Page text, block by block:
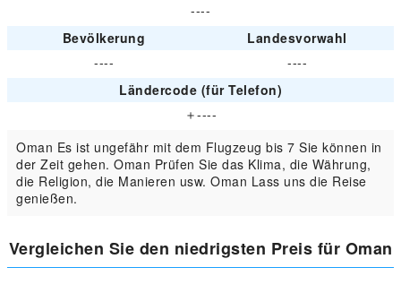
----
Bevölkerung
Landesvorwahl
----
----
Ländercode (für Telefon)
＋----
Oman Es ist ungefähr mit dem Flugzeug bis 7 Sie können in
der Zeit gehen. Oman Prüfen Sie das Klima, die Währung,
die Religion, die Manieren usw. Oman Lass uns die Reise
genießen.
Vergleichen Sie den niedrigsten Preis für Oman